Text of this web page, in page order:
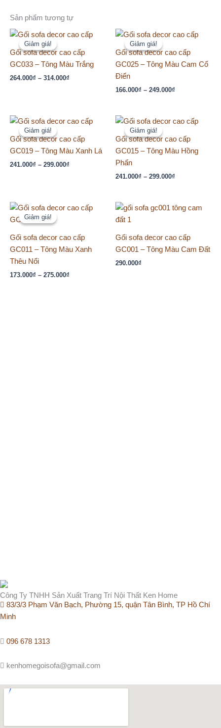
Sản phẩm tương tự
Giảm giá!
Giảm giá!
Gối sofa decor cao cấp
GC033 – Tông Màu Trắng
264.000₫ – 314.000₫
Khoảng
264.000₫
đến
Giảm giá!
Giảm giá!
Gối sofa decor cao cấp
GC025 – Tông Màu Cam Cổ
Điển
166.000₫ – 249.000₫
Khoảng
166.000₫
đến
Giảm giá!
Giảm giá!
Gối sofa decor cao cấp
GC019 – Tông Màu Xanh Lá
241.000₫ – 299.000₫
Khoảng
241.000₫
đến
Giảm giá!
Giảm giá!
Gối sofa decor cao cấp
GC015 – Tông Màu Hồng
Phấn
241.000₫ – 299.000₫
Khoảng
241.000₫
đến
Giảm giá!
Giảm giá!
Gối sofa decor cao cấp
GC011 – Tông Màu Xanh
Thêu Nổi
173.000₫ – 275.000₫
Khoảng
đến
275.000₫
Gối sofa decor cao cấp
GC001 – Tông Màu Cam Đất
290.000₫
Công Ty TNHH Sản Xuất Trang Trí Nội Thất Ken Home
83/3/3 Phạm Văn Bạch, Phường 15, quận Tân Bình, TP Hồ Chí
Minh
096 678 1313
kenhomegoisofa@gmail.com